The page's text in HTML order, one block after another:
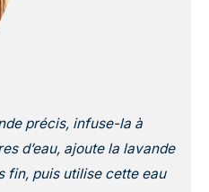
précis, infuse-la à
d’eau, ajoute la lavande
fin, puis utilise cette eau